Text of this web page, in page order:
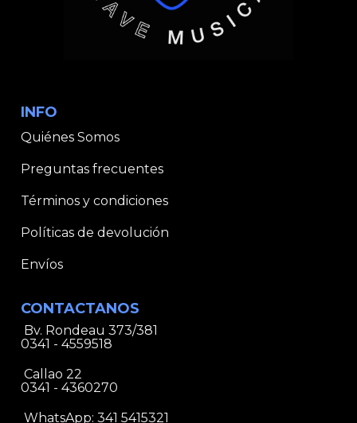
INFO
Quiénes Somos
Preguntas frecuentes
Términos y condiciones
Políticas de devolución
Envíos
CONTACTANOS
Bv. Rondeau 373/381
0341 - 4559518
Callao 22
0341 - 4360270
WhatsApp: 341 5415321